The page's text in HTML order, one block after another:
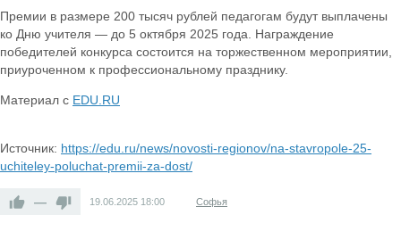
Премии в размере 200 тысяч рублей педагогам будут выплачены
ко Дню учителя — до 5 октября 2025 года. Награждение
победителей конкурса состоится на торжественном мероприятии,
приуроченном к профессиональному празднику.
Материал с EDU.RU
Источник: https://edu.ru/news/novosti-regionov/na-stavropole-25-
uchiteley-poluchat-premii-za-dost/
— 19.06.2025 18:00 Софья